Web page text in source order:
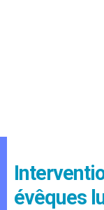
évêques